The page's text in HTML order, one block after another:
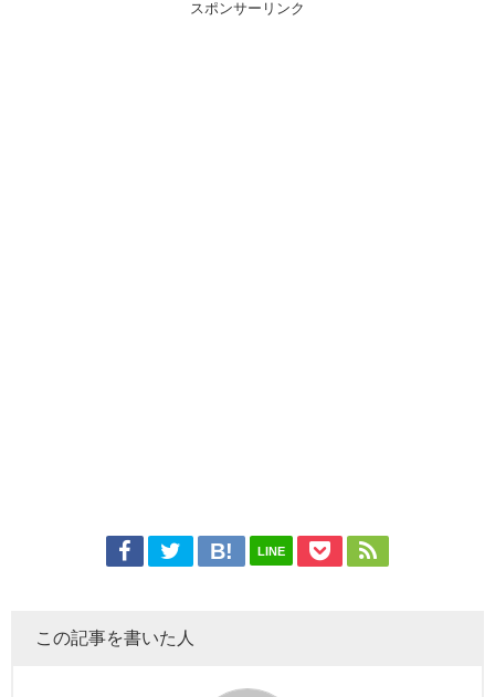
スポンサーリンク
LINE
この記事を書いた人